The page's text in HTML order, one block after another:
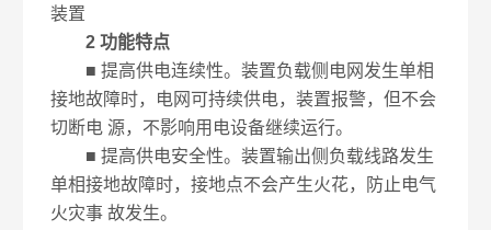
装置
2 功能特点
■ 提高供电连续性。装置负载侧电网发生单相
接地故障时，电网可持续供电，装置报警，但不会
切断电 源，不影响用电设备继续运行。
■ 提高供电安全性。装置输出侧负载线路发生
单相接地故障时，接地点不会产生火花，防止电气
火灾事 故发生。